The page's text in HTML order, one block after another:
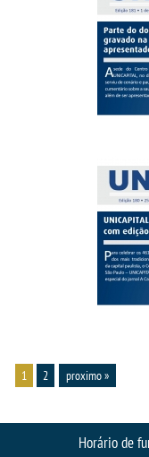
1 2 proximo »
Horário de